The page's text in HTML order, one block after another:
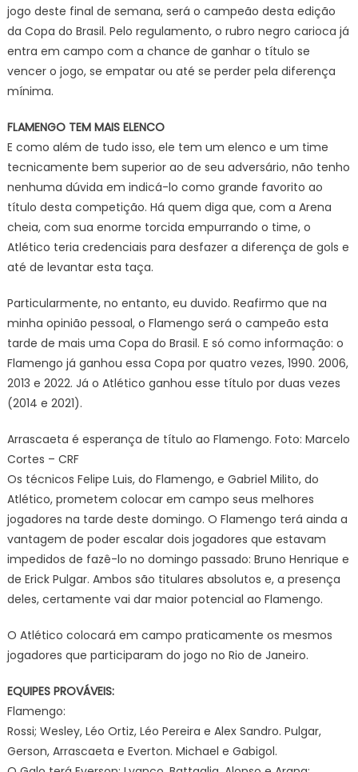
jogo deste final de semana, será o campeão desta edição
da Copa do Brasil. Pelo regulamento, o rubro negro carioca já
entra em campo com a chance de ganhar o título se
vencer o jogo, se empatar ou até se perder pela diferença
mínima.
FLAMENGO TEM MAIS ELENCO
E como além de tudo isso, ele tem um elenco e um time
tecnicamente bem superior ao de seu adversário, não tenho
nenhuma dúvida em indicá-lo como grande favorito ao
título desta competição. Há quem diga que, com a Arena
cheia, com sua enorme torcida empurrando o time, o
Atlético teria credenciais para desfazer a diferença de gols e
até de levantar esta taça.
Particularmente, no entanto, eu duvido. Reafirmo que na
minha opinião pessoal, o Flamengo será o campeão esta
tarde de mais uma Copa do Brasil. E só como informação: o
Flamengo já ganhou essa Copa por quatro vezes, 1990. 2006,
2013 e 2022. Já o Atlético ganhou esse título por duas vezes
(2014 e 2021).
Arrascaeta é esperança de título ao Flamengo. Foto: Marcelo
Cortes – CRF
Os técnicos Felipe Luis, do Flamengo, e Gabriel Milito, do
Atlético, prometem colocar em campo seus melhores
jogadores na tarde deste domingo. O Flamengo terá ainda a
vantagem de poder escalar dois jogadores que estavam
impedidos de fazê-lo no domingo passado: Bruno Henrique e
de Erick Pulgar. Ambos são titulares absolutos e, a presença
deles, certamente vai dar maior potencial ao Flamengo.
O Atlético colocará em campo praticamente os mesmos
jogadores que participaram do jogo no Rio de Janeiro.
EQUIPES PROVÁVEIS:
Flamengo:
Rossi; Wesley, Léo Ortiz, Léo Pereira e Alex Sandro. Pulgar,
Gerson, Arrascaeta e Everton. Michael e Gabigol.